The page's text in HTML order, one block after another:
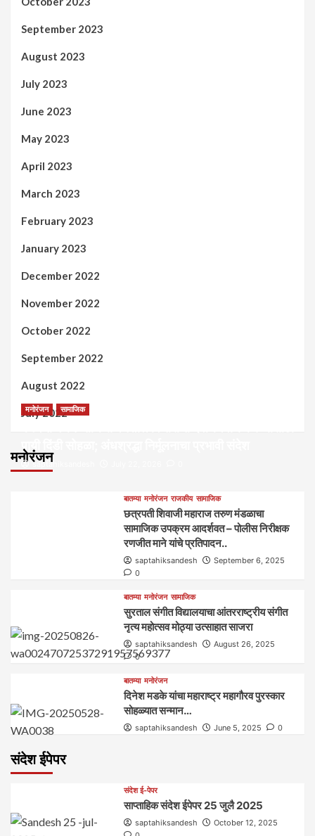
September 2023
August 2023
July 2023
June 2023
May 2023
April 2023
March 2023
February 2023
January 2023
December 2022
November 2022
October 2022
September 2022
August 2022
July 2022
मनोरंजन
मनोरंजन सामाजिक
पायी दिंडी सोहळा; अंधश्रद्धा निर्मूलनाचा प्रभावी संदेश
saptahiksandesh
बातम्या मनोरंजन राजकीय सामाजिक
छत्रपती शिवाजी महाराज तरुण मंडळाचा
सामाजिक उपक्रम आदर्शवत – पोलीस निरीक्षक
रणजीत माने यांचे प्रतिपादन..
saptahiksandesh
September 6, 2025
0
बातम्या मनोरंजन सामाजिक
सुरताल संगीत विद्यालयाचा आंतरराष्ट्रीय संगीत
नृत्य महोत्सव मोठ्या उत्साहात साजरा
saptahiksandesh
August 26, 2025
0
बातम्या मनोरंजन
दिनेश मडके यांचा महाराष्ट्र महागौरव‌ पुरस्कार‌‌‌
सोहळ्यात सन्मान…
saptahiksandesh June 5, 2025 0
संदेश ईपेपर
संदेश ई-पेपर
साप्ताहिक संदेश ईपेपर 25 जुलै 2025
saptahiksandesh
October 12, 2025